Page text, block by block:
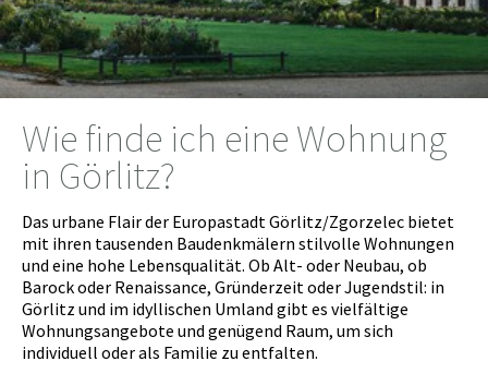
Wie finde ich eine Wohnung
in Görlitz?
Das urbane Flair der Europastadt Görlitz/Zgorzelec bietet
mit ihren tausenden Baudenkmälern stilvolle Wohnungen
und eine hohe Lebensqualität. Ob Alt- oder Neubau, ob
Barock oder Renaissance, Gründerzeit oder Jugendstil: in
Görlitz und im idyllischen Umland gibt es vielfältige
Wohnungsangebote und genügend Raum, um sich
individuell oder als Familie zu entfalten.